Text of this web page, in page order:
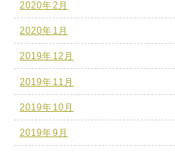
2020年2月
2020年1月
2019年12月
2019年11月
2019年10月
2019年9月